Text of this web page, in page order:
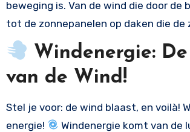
beweging is. Van de wind die door de
tot de zonnepanelen op daken die de
Windenergie:
van de Wind!
Stel je voor: de wind blaast, en voilà!
energie!
Windenergie komt van de